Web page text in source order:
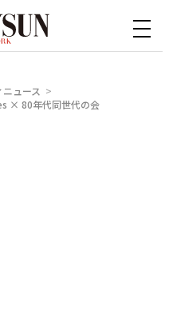
ュース
× 80年代同世代の会